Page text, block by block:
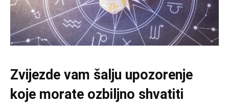
Zvijezde vam šalju upozorenje
koje morate ozbiljno shvatiti